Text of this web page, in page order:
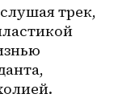
трек,